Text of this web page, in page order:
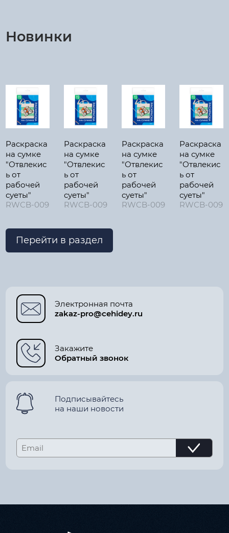
Новинки
Раскраска
на сумке
"Отвлекис
ь от
рабочей
суеты"
RWCB-009
Раскраска
на сумке
"Отвлекис
ь от
рабочей
суеты"
RWCB-009
Раскраска
на сумке
"Отвлекис
ь от
рабочей
суеты"
RWCB-009
Раскраска
на сумке
"Отвлекис
ь от
рабочей
суеты"
RWCB-009
Перейти в раздел
Электронная почта
zakaz-pro@cehidey.ru
Закажите
Обратный звонок
Подписывайтесь
на наши новости